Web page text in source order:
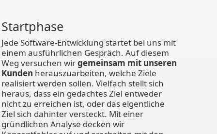
Startphase
Jede Software-Entwicklung startet bei uns mit
einem ausführlichen Gespräch. Auf diesem
Weg versuchen wirgemeinsam mit unseren
Kunden herauszuarbeiten, welche Ziele
realisiert werden sollen. Vielfach stellt sich
heraus, dass ein gedachtes Ziel entweder
nicht zu erreichen ist, oder das eigentliche
Ziel sich dahinter versteckt. Mit einer
gründlichen Analyse decken wir